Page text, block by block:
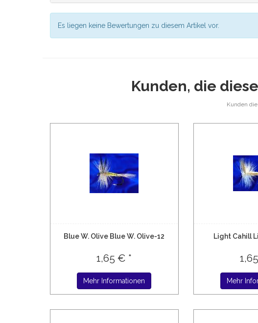
Es liegen keine Bewertungen zu diesem Artikel vor.
Kunden, die
Kunden
Blue W. Olive Blue W. Olive-12
1,65 € *
Mehr Informationen
Light Cahill
Mehr